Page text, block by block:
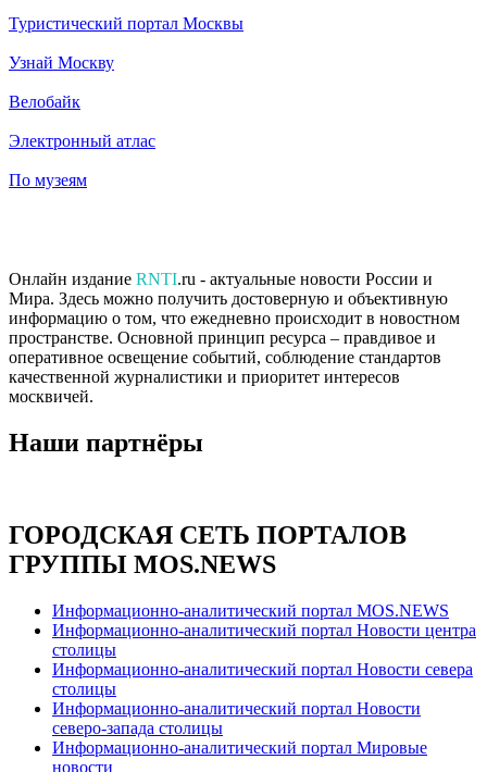
Туристический портал Москвы
Узнай Москву
Велобайк
Электронный атлас
По музеям
Онлайн издание RNTI.ru - актуальные новости России и
Мира. Здесь можно получить достоверную и объективную
информацию о том, что ежедневно происходит в новостном
пространстве. Основной принцип ресурса – правдивое и
оперативное освещение событий, соблюдение стандартов
качественной журналистики и приоритет интересов
москвичей.
Наши партнёры
ГОРОДСКАЯ СЕТЬ ПОРТАЛОВ
ГРУППЫ MOS.NEWS
Информационно-аналитический портал MOS.NEWS
Информационно-аналитический портал Новости центра
столицы
Информационно-аналитический портал Новости севера
столицы
Информационно-аналитический портал Новости
северо-запада столицы
Информационно-аналитический портал Мировые
новости